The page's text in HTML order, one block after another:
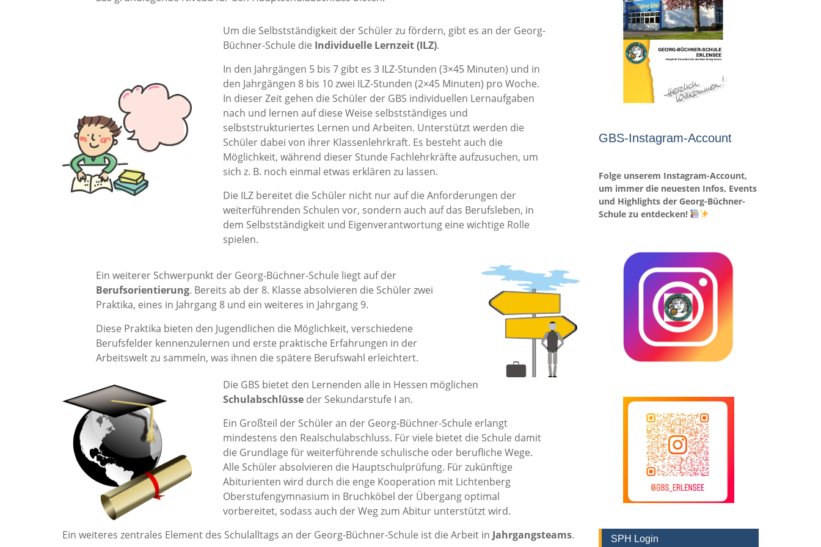
Um die Selbstständigkeit der Schüler zu fördern, gibt es an der Georg-
Büchner-Schule die Individuelle Lernzeit (ILZ).
In den Jahrgängen 5 bis 7 gibt es 3 ILZ-Stunden (3×45 Minuten) und in
den Jahrgängen 8 bis 10 zwei ILZ-Stunden (2×45 Minuten) pro Woche.
In dieser Zeit gehen die Schüler der GBS individuellen Lernaufgaben
nach und lernen auf diese Weise selbstständiges und
selbststrukturiertes Lernen und Arbeiten. Unterstützt werden die
Schüler dabei von ihrer Klassenlehrkraft. Es besteht auch die
Möglichkeit, während dieser Stunde Fachlehrkräfte aufzusuchen, um
sich z. B. noch einmal etwas erklären zu lassen.
Die ILZ bereitet die Schüler nicht nur auf die Anforderungen der
weiterführenden Schulen vor, sondern auch auf das Berufsleben, in
dem Selbstständigkeit und Eigenverantwortung eine wichtige Rolle
spielen.
Ein weiterer Schwerpunkt der Georg-Büchner-Schule liegt auf der
Berufsorientierung. Bereits ab der 8. Klasse absolvieren die Schüler zwei
Praktika, eines in Jahrgang 8 und ein weiteres in Jahrgang 9.
Diese Praktika bieten den Jugendlichen die Möglichkeit, verschiedene
Berufsfelder kennenzulernen und erste praktische Erfahrungen in der
Arbeitswelt zu sammeln, was ihnen die spätere Berufswahl erleichtert.
Die GBS bietet den Lernenden alle in Hessen möglichen
Schulabschlüsse der Sekundarstufe I an.
Ein Großteil der Schüler an der Georg-Büchner-Schule erlangt
mindestens den Realschulabschluss. Für viele bietet die Schule damit
die Grundlage für weiterführende schulische oder berufliche Wege.
Alle Schüler absolvieren die Hauptschulprüfung. Für zukünftige
Abiturienten wird durch die enge Kooperation mit Lichtenberg
Oberstufengymnasium in Bruchköbel der Übergang optimal
vorbereitet, sodass auch der Weg zum Abitur unterstützt wird.
Ein weiteres zentrales Element des Schulalltags an der Georg-Büchner-Schule ist die Arbeit in Jahrgangsteams.
GBS-Instagram-Account
Folge unserem Instagram-Account,
um immer die neuesten Infos, Events
und Highlights der Georg-Büchner-
Schule zu entdecken!
SPH Login